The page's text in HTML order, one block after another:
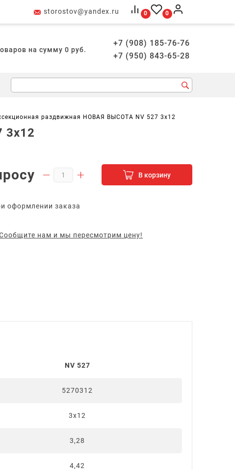
storostov@yandex.ru 0 0
на сумму 0 руб.
+7 (908) 185-76-76
+7 (950) 843-65-28
раздвижная НОВАЯ ВЫСОТА NV 527 3х12
3х12
В корзину
оформлении заказа
нам и мы пересмотрим цену!
NV 527
5270312
3х12
3,28
4,42